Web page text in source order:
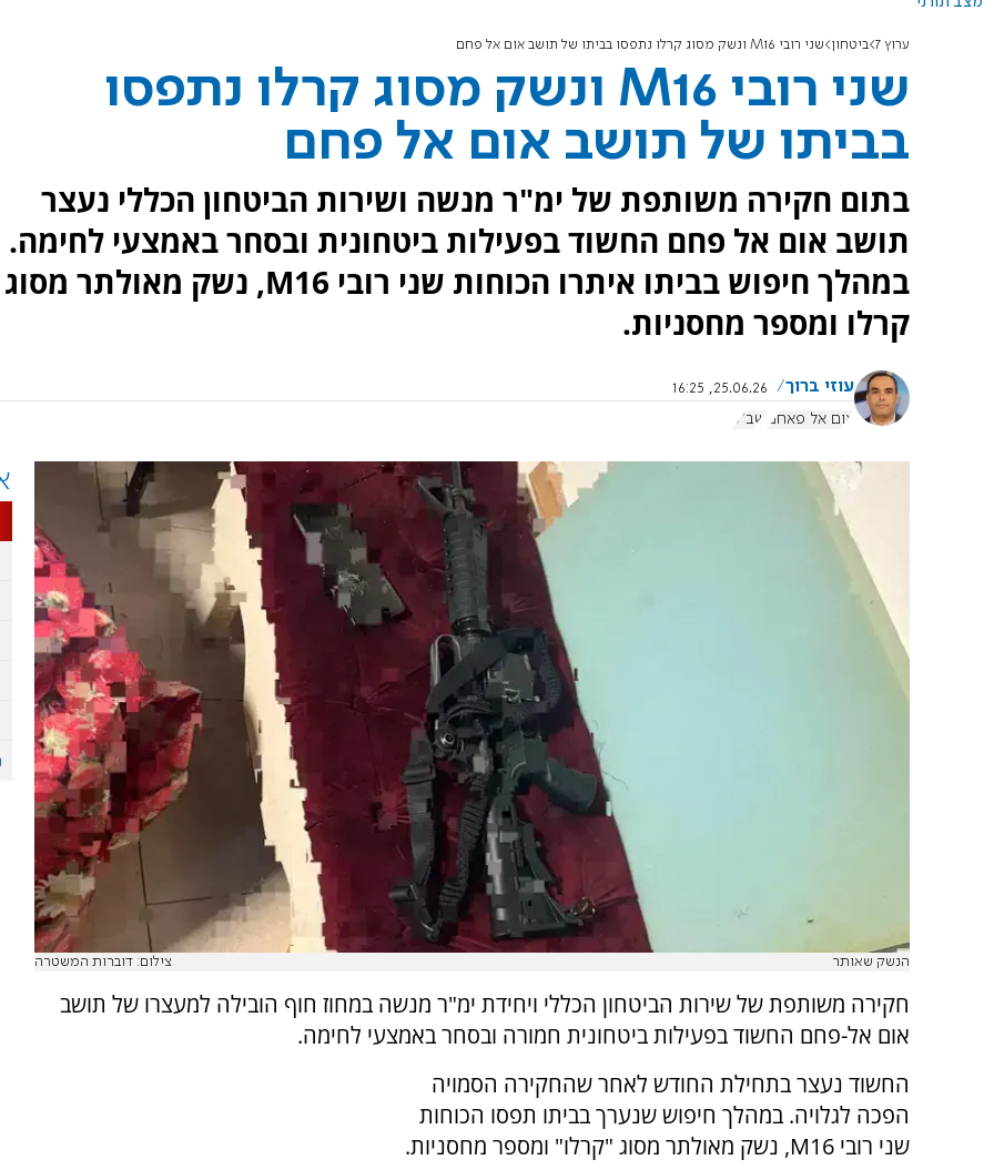
ערוץ 7 ביטחון שני רובי M16 ונשק מסוג קרלו נתפסו בביתו של תושב אום אל פחם
שני רובי M16 ונשק מסוג קרלו נתפסו
בביתו של תושב אום אל פחם
בתום חקירה משותפת של ימ"ר מנשה ושירות הביטחון הכללי נעצר
תושב אום אל פחם החשוד בפעילות ביטחונית ובסחר באמצעי לחימה.
במהלך חיפוש בביתו איתרו הכוחות שני רובי M16, נשק מאולתר מסוג
קרלו ומספר מחסניות.
עוזי ברוך
25.06.26, 16:25
אום אל פאחם
שב"כ
הנשק שאותר צילום: דוברות המשטרה
חקירה משותפת של שירות הביטחון הכללי ויחידת ימ"ר מנשה במחוז חוף הובילה למעצרו של תושב
אום אל-פחם החשוד בפעילות ביטחונית חמורה ובסחר באמצעי לחימה.
החשוד נעצר בתחילת החודש לאחר שהחקירה הסמויה
הפכה לגלויה. במהלך חיפוש שנערך בביתו תפסו הכוחות
שני רובי M16, נשק מאולתר מסוג "קרלו" ומספר מחסניות.